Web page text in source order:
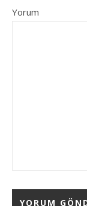
Yorum